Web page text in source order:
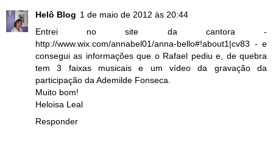
Helô Blog 1 de maio de 2012 às 20:44
Entrei no site da cantora -
http://www.wix.com/annabel01/anna-bello#!about1|cv83 - e
consegui as informações que o Rafael pediu e, de quebra
tem 3 faixas musicais e um vídeo da gravação da
participação da Ademilde Fonseca.
Muito bom!
Heloisa Leal
Responder